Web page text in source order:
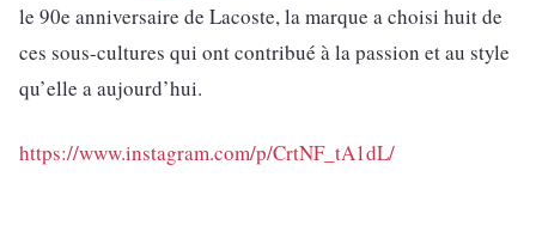
le 90e anniversaire de Lacoste, la marque a choisi huit de
ces sous-cultures qui ont contribué à la passion et au style
qu’elle a aujourd’hui.
https://www.instagram.com/p/CrtNF_tA1dL/